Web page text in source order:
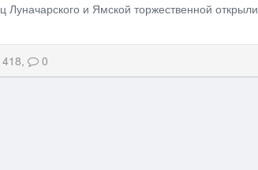
и Ямской торжественной открыли
0